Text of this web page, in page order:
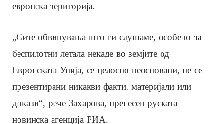
европска територија.
„Сите обвинувања што ги слушаме, особено за
беспилотни летала некаде во земјите од
Европската Унија, се целосно неосновани, не се
презентирани никакви факти, материјали или
докази“, рече Захарова, пренесен руската
новинска агенција РИА.